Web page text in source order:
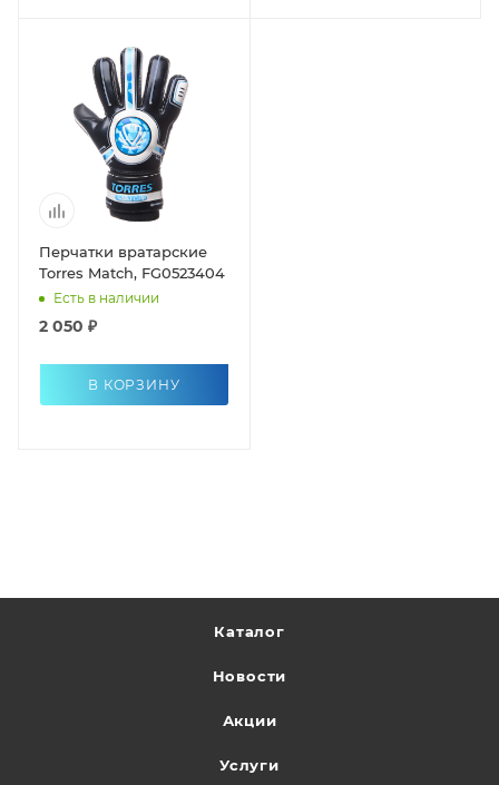
Перчатки вратарские
Torres Match, FG0523404
Есть в наличии
2 050 ₽
В КОРЗИНУ
Каталог
Новости
Акции
Услуги